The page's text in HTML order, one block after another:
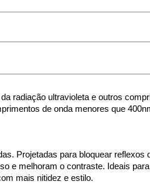
radiação ultravioleta e outros
de onda menores que
Projetadas para bloquear reflexos
e melhoram o contraste. Ideais
mais nitidez e estilo.